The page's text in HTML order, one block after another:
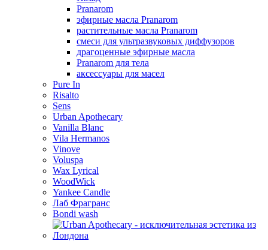
Pranarom
эфирные масла Pranarom
растительные масла Pranarom
смеси для ультразвуковых диффузоров
драгоценные эфирные масла
Pranarom для тела
аксессуары для масел
Pure In
Risalto
Sens
Urban Apothecary
Vanilla Blanc
Vila Hermanos
Vinove
Voluspa
Wax Lyrical
WoodWick
Yankee Candle
Лаб Фрагранс
Bondi wash